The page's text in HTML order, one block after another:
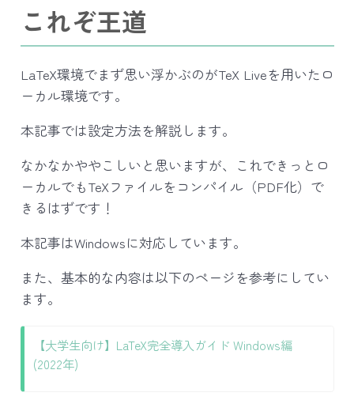
これぞ王道
LaTeX環境でまず思い浮かぶのがTeX Liveを用いたロ
ーカル環境です。
本記事では設定方法を解説します。
なかなかややこしいと思いますが、これできっとロ
ーカルでもTeXファイルをコンパイル（PDF化）で
きるはずです！
本記事はWindowsに対応しています。
また、基本的な内容は以下のページを参考にしてい
ます。
【大学生向け】LaTeX完全導入ガイド Windows編
(2022年)